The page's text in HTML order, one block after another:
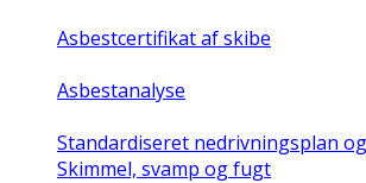
Asbestcertifikat af skibe
Asbestanalyse
Standardiseret nedrivningsplan
Skimmel, svamp og fugt